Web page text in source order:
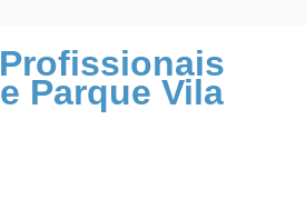
Parque Vila